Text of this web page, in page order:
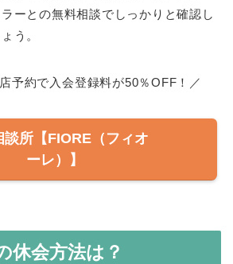
ーとの無料相談でしっかりと確認し
う。
予約で入会登録料が50％OFF！／
談所【FIORE（フィオ
ーレ）】
休会方法は？